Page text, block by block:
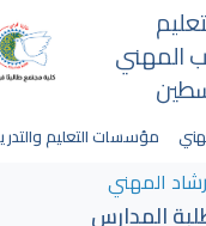
المهني
مؤسسات التعليم
المهني
المدارس